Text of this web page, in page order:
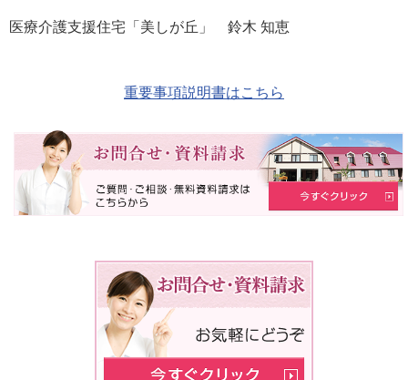
医療介護支援住宅「美しが丘」 鈴木 知恵
重要事項説明書はこちら